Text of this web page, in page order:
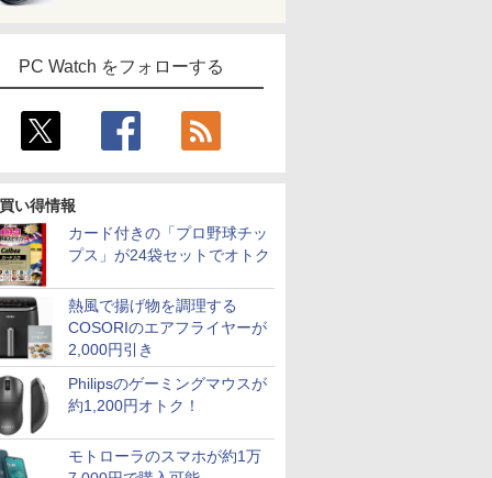
PC Watch をフォローする
い得情報
カード付きの「プロ野球チッ
プス」が24袋セットでオトク
熱風で揚げ物を調理する
COSORIのエアフライヤーが
2,000円引き
Philipsのゲーミングマウスが
約1,200円オトク！
モトローラのスマホが約1万